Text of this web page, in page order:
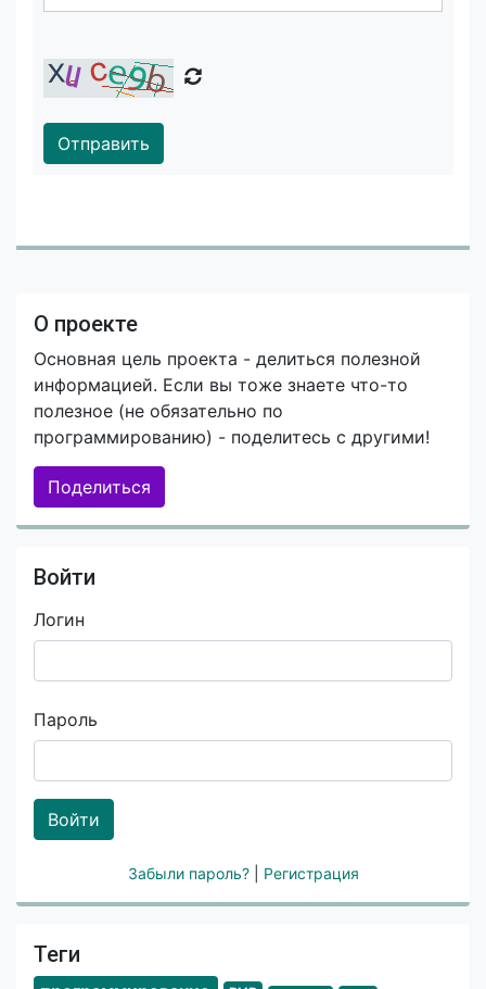
Отправить
О проекте
Основная цель проекта - делиться полезной
информацией. Если вы тоже знаете что-то
полезное (не обязательно по
программированию) - поделитесь с другими!
Поделиться
Войти
Логин
Пароль
Войти
Забыли пароль? Регистрация
Теги